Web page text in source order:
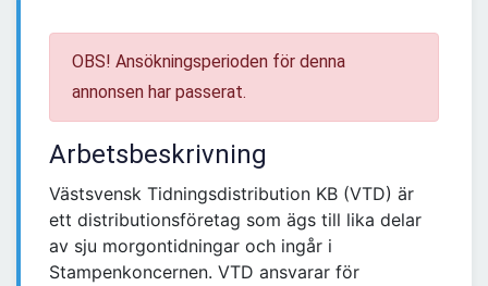
OBS! Ansökningsperioden för denna
annonsen har passerat.
Arbetsbeskrivning
Västsvensk Tidningsdistribution KB (VTD) är
ett distributionsföretag som ägs till lika delar
av sju morgontidningar och ingår i
Stampenkoncernen. VTD ansvarar för